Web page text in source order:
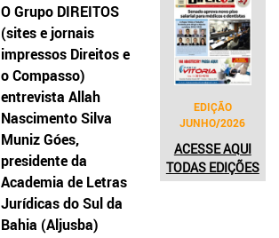
O Grupo DIREITOS
(sites e jornais
impressos Direitos e
o Compasso)
entrevista Allah
Nascimento Silva
Muniz Góes,
presidente da
Academia de Letras
Jurídicas do Sul da
Bahia (Aljusba)
EDIÇÃO
JUNHO/2026
ACESSE AQUI
TODAS EDIÇÕES